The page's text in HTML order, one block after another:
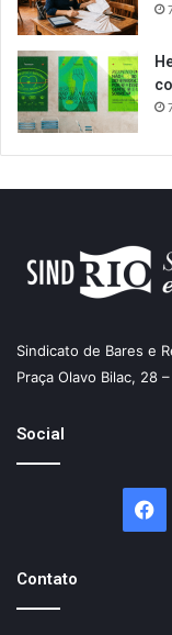
Sindicato de Bares e
Praça Olavo Bilac, 28
Social
Contato